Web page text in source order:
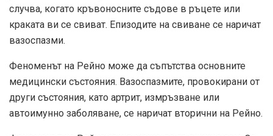
случва, когато кръвоносните съдове в ръцете или
краката ви се свиват. Епизодите на свиване се наричат ​​
вазоспазми.
Феноменът на Рейно може да съпътства основните
медицински състояния. Вазоспазмите, провокирани от
други състояния, като артрит, измръзване или
автоимунно заболяване, се наричат ​​вторични на Рейно.